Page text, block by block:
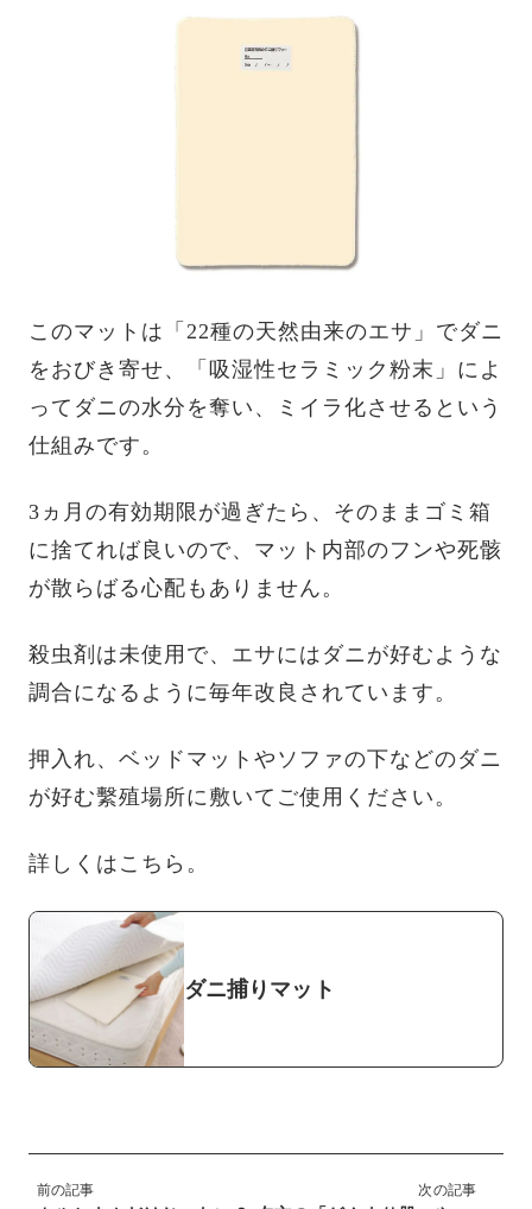
このマットは「22種の天然由来のエサ」でダニ
をおびき寄せ、「吸湿性セラミック粉末」によ
ってダニの水分を奪い、ミイラ化させるという
仕組みです。
3ヵ月の有効期限が過ぎたら、そのままゴミ箱
に捨てれば良いので、マット内部のフンや死骸
が散らばる心配もありません。
殺虫剤は未使用で、エサにはダニが好むような
調合になるように毎年改良されています。
押入れ、ベッドマットやソファの下などのダニ
が好む繫殖場所に敷いてご使用ください。
詳しくはこちら。
ダニ捕りマット
前の記事 次の記事